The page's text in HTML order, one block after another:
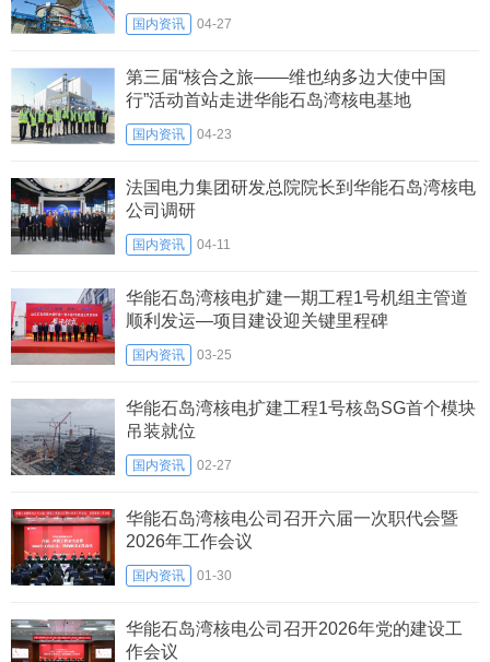
国内资讯 04-27
第三届“核合之旅——维也纳多边大使中国
行”活动首站走进华能石岛湾核电基地
国内资讯 04-23
法国电力集团研发总院院长到华能石岛湾核电
公司调研
国内资讯 04-11
华能石岛湾核电扩建一期工程1号机组主管道
顺利发运—项目建设迎关键里程碑
国内资讯 03-25
华能石岛湾核电扩建工程1号核岛SG首个模块
吊装就位
国内资讯 02-27
华能石岛湾核电公司召开六届一次职代会暨
2026年工作会议
国内资讯 01-30
华能石岛湾核电公司召开2026年党的建设工
作会议